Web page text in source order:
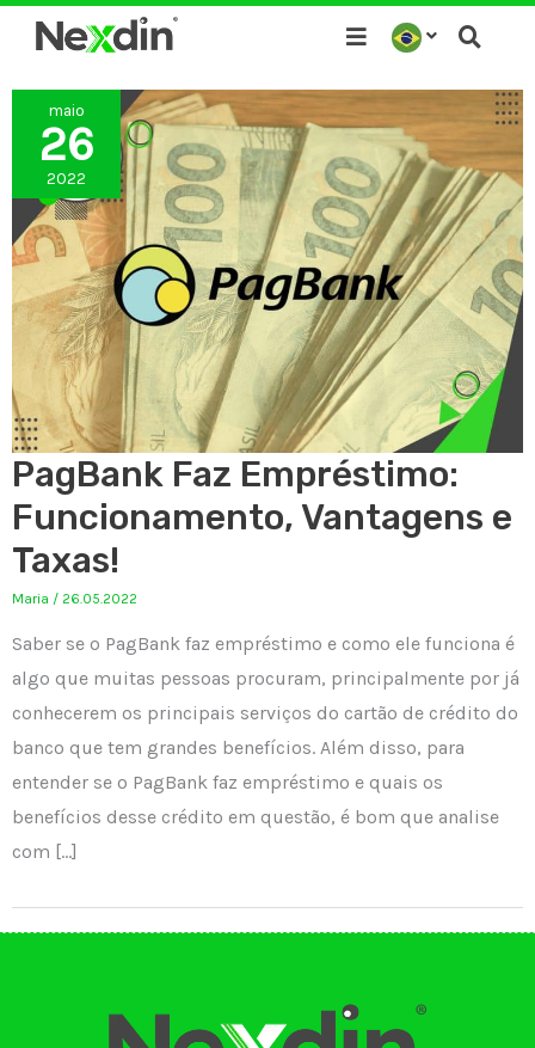
para
conteúdo
maio
26
2022
PagBank Faz Empréstimo:
Funcionamento, Vantagens e
Taxas!
Maria / 26.05.2022
Saber se o PagBank faz empréstimo e como ele funciona é
algo que muitas pessoas procuram, principalmente por já
conhecerem os principais serviços do cartão de crédito do
banco que tem grandes benefícios. Além disso, para
entender se o PagBank faz empréstimo e quais os
benefícios desse crédito em questão, é bom que analise
com […]